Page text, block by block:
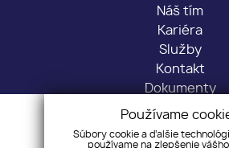
Náš tím
Kariéra
Služby
Kontakt
Dokumenty
Sídlo: Predmestská 1716/
Kancelária: Veľká Okružná
Používame
Súbory cookie a ďalšie
používame na zlepšenie